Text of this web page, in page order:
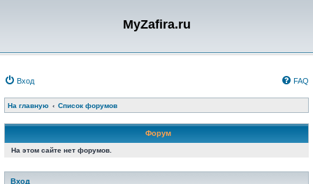
MyZafira.ru
Вход FAQ
На главную Список форумов
Форум
На этом сайте нет форумов.
Вход